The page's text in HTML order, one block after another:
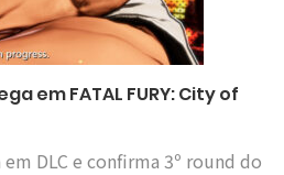
em FATAL FURY: City of
DLC e confirma 3º round do